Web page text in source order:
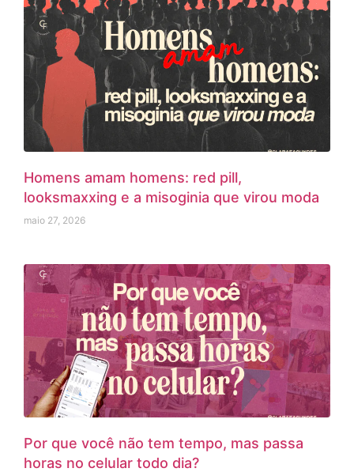
Homens amam homens: red pill,
looksmaxxing e a misoginia que virou moda
maio 27, 2026
Por que você não tem tempo, mas passa
horas no celular todo dia?